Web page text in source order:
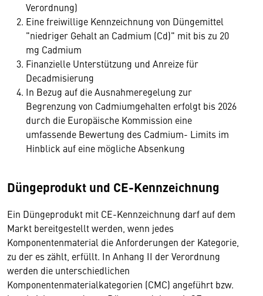
Verordnung)
Eine freiwillige Kennzeichnung von Düngemittel
"niedriger Gehalt an Cadmium (Cd)" mit bis zu 20
mg Cadmium
Finanzielle Unterstützung und Anreize für
Decadmisierung
In Bezug auf die Ausnahmeregelung zur
Begrenzung von Cadmiumgehalten erfolgt bis 2026
durch die Europäische Kommission eine
umfassende Bewertung des Cadmium- Limits im
Hinblick auf eine mögliche Absenkung
Düngeprodukt und CE-Kennzeichnung
Ein Düngeprodukt mit CE-Kennzeichnung darf auf dem
Markt bereitgestellt werden, wenn jedes
Komponentenmaterial die Anforderungen der Kategorie,
zu der es zählt, erfüllt. In Anhang II der Verordnung
werden die unterschiedlichen
Komponentenmaterialkategorien (CMC) angeführt bzw.